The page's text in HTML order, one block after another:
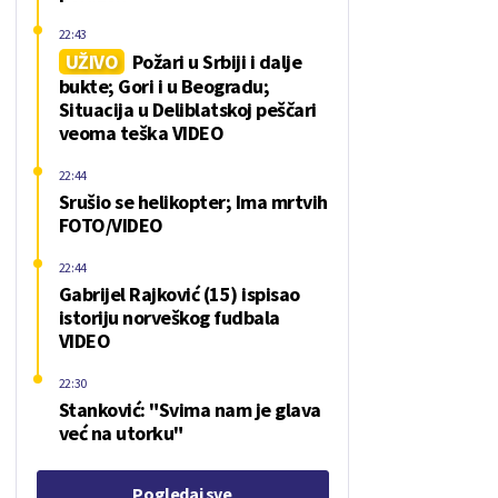
UŽIVO
Požari u Srbiji i dalje
bukte; Gori i u Beogradu;
Situacija u Deliblatskoj peščari
veoma teška VIDEO
22:43
Srušio se helikopter; Ima mrtvih
FOTO/VIDEO
22:44
Gabrijel Rajković (15) ispisao
istoriju norveškog fudbala
VIDEO
22:44
Stanković: "Svima nam je glava
već na utorku"
22:30
Pogledaj sve